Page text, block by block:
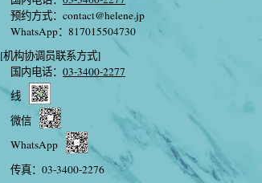
预约方式： contact@helene.jp
WhatsApp：817015504730
[机构协调员联系方式]
国内电话： 03-3400-2277
线
微信
WhatsApp
传真：03-3400-2276